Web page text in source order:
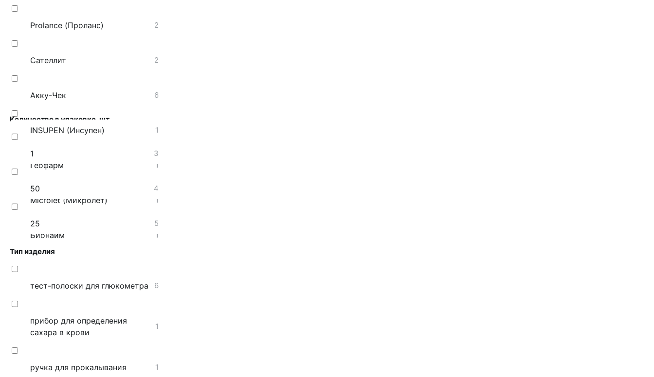
Prolance (Проланс) 2
Сателлит 2
Акку-Чек 6
INSUPEN (Инсупен) 1
Геофарм 1
Microlet (Микролет) 1
Бионайм 1
Количество в упаковке, шт
1 3
50 4
25 5
Тип изделия
тест-полоски для глюкометра 6
прибор для определения
сахара в крови
1
ручка для прокалывания 1